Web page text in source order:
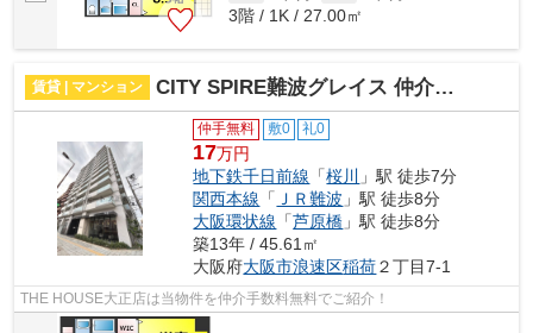
3階 / 1K / 27.00㎡
賃貸 | マンション CITY SPIRE難波グレイス 仲介手数料無料
仲手無料 敷0 礼0
17万円
地下鉄千日前線 「桜川
」駅 徒歩7分
関西本線 「 ＪＲ難波 」駅 徒歩8分
大阪環状線 「芦原橋 」駅 徒歩8分
築13年 / 45.61㎡
大阪府大阪市浪速区稲荷２丁目7-1
THE HOUSE大正店は当物件を仲介手数料無料でご紹介！